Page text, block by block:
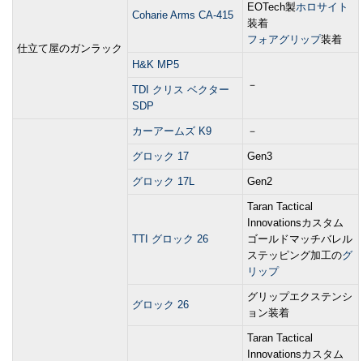
仕立て屋のガンラック
Coharie Arms CA-415
EOTech製ホロサイト
装着
フォアグリップ装着
H&K MP5
－
TDI クリス ベクター
SDP
カーアームズ K9 －
グロック 17 Gen3
グロック 17L Gen2
TTI グロック 26
Taran Tactical
Innovationsカスタム
ゴールドマッチバレル
ステッピング加工のグ
リップ
グロック 26
グリップエクステンシ
ョン装着
Taran Tactical
Innovationsカスタム